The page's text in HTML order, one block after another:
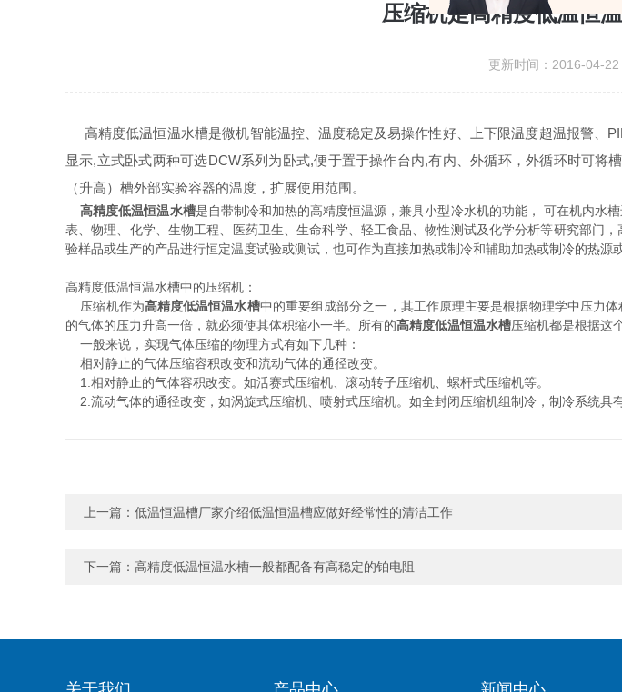
压缩机是高精度低温恒
更新时间：2016-04-
高精度低温恒温水槽是微机智能温控、温度稳定及易操作性好、上下限温度超温报警、
显示,立式卧式两种可选DCW系列为卧式,便于置于操作台内,有内、外循环，外循环时可
（升高）槽外部实验容器的温度，扩展使用范围。
高精度低温恒温水槽是自带制冷和加热的高精度恒温源，兼具小型冷水机的功能， 可在机内水
表、物理、化学、生物工程、医药卫生、生命科学、轻工食品、物性测试及化学分析等研究部门
验样品或生产的产品进行恒定温度试验或测试，也可作为直接加热或制冷和辅助加热或制冷的热源或
高精度低温恒温水槽中的压缩机：
压缩机作为高精度低温恒温水槽中的重要组成部分之一，其工作原理主要是根据物理学中压力
的气体的压力升高一倍，就必须使其体积缩小一半。所有的高精度低温恒温水槽压缩机都是根据这
一般来说，实现气体压缩的物理方式有如下几种：
相对静止的气体压缩容积改变和流动气体的通径改变。
1.相对静止的气体容积改变。如活赛式压缩机、滚动转子压缩机、螺杆式压缩机等。
2.流动气体的通径改变，如涡旋式压缩机、喷射式压缩机。如全封闭压缩机组制冷，制冷系统具
上一篇： 低温恒温槽厂家介绍低温恒温槽应做好经常性的清洁工作
下一篇： 高精度低温恒温水槽一般都配备有高稳定的铂电阻